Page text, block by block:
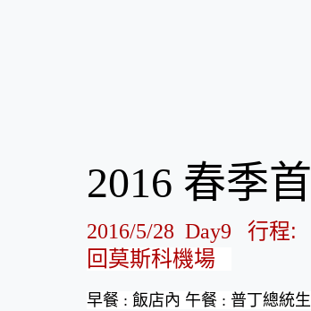
2016 春季
2016/5/28 Day9 行程:
回莫斯科機場
早餐 : 飯店內 午餐 : 普丁總統